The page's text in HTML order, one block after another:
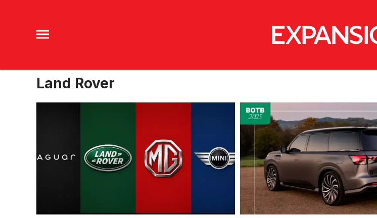
Land Rover